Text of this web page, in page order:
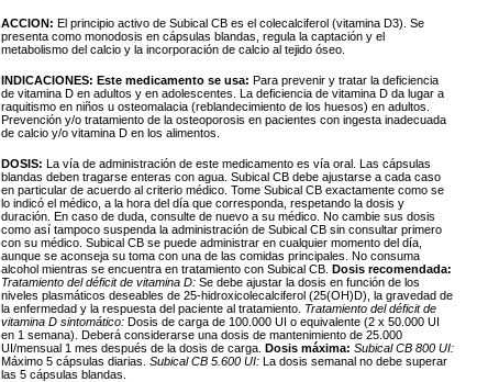
ACCION: El principio activo de Subical CB es el colecalciferol (vitamina D3). Se
presenta como monodosis en cápsulas blandas, regula la captación y el
metabolismo del calcio y la incorporación de calcio al tejido óseo.
INDICACIONES: Este medicamento se usa: Para prevenir y tratar la deficiencia
de vitamina D en adultos y en adolescentes. La deficiencia de vitamina D da lugar a
raquitismo en niños u osteomalacia (reblandecimiento de los huesos) en adultos.
Prevención y/o tratamiento de la osteoporosis en pacientes con ingesta inadecuada
de calcio y/o vitamina D en los alimentos.
DOSIS: La vía de administración de este medicamento es vía oral. Las cápsulas
blandas deben tragarse enteras con agua. Subical CB debe ajustarse a cada caso
en particular de acuerdo al criterio médico. Tome Subical CB exactamente como se
lo indicó el médico, a la hora del día que corresponda, respetando la dosis y
duración. En caso de duda, consulte de nuevo a su médico. No cambie sus dosis
como así tampoco suspenda la administración de Subical CB sin consultar primero
con su médico. Subical CB se puede administrar en cualquier momento del día,
aunque se aconseja su toma con una de las comidas principales. No consuma
alcohol mientras se encuentra en tratamiento con Subical CB. Dosis recomendada:
Tratamiento del déficit de vitamina D: Se debe ajustar la dosis en función de los
niveles plasmáticos deseables de 25-hidroxicolecalciferol (25(OH)D), la gravedad de
la enfermedad y la respuesta del paciente al tratamiento. Tratamiento del déficit de
vitamina D sintomático: Dosis de carga de 100.000 UI o equivalente (2 x 50.000 UI
en 1 semana). Deberá considerarse una dosis de mantenimiento de 25.000
UI/mensual 1 mes después de la dosis de carga. Dosis máxima: Subical CB 800 UI:
Máximo 5 cápsulas diarias. Subical CB 5.600 UI: La dosis semanal no debe superar
las 5 cápsulas blandas.